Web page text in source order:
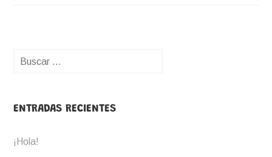
Buscar:
ENTRADAS RECIENTES
¡Hola!